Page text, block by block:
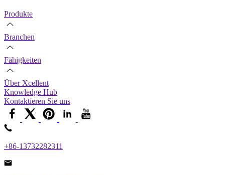
Produkte
Branchen
Fähigkeiten
Über Xcellent
Knowledge Hub
Kontaktieren Sie uns
+86-13732282311